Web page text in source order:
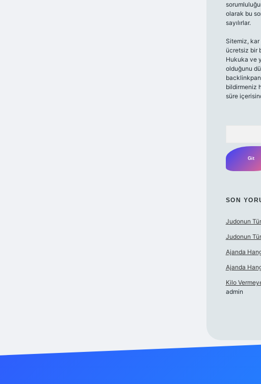
olarak bu
sayılırlar.
Sitemiz, kar
ücretsiz bir
Hukuka ve
olduğunu
bildirmeniz
süre
SON
Judonun
Judonun
Ajanda
Ajanda
Kilo
admin